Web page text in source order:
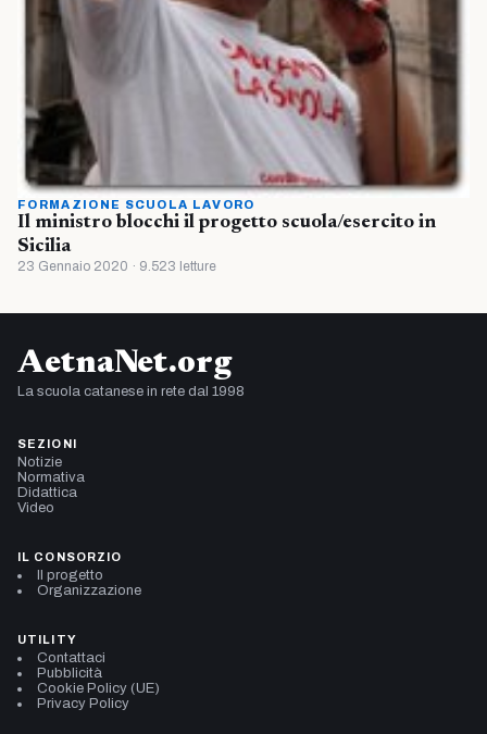
FORMAZIONE SCUOLA LAVORO
Il ministro blocchi il progetto scuola/esercito in
Sicilia
23 Gennaio 2020 · 9.523 letture
AetnaNet.org
La scuola catanese in rete dal 1998
SEZIONI
Notizie
Normativa
Didattica
Video
IL CONSORZIO
Il progetto
Organizzazione
UTILITY
Contattaci
Pubblicità
Cookie Policy (UE)
Privacy Policy